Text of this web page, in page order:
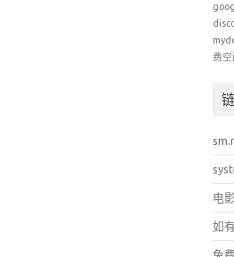
费
电
如
免